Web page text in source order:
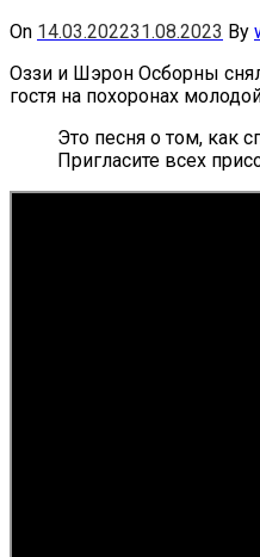
On 14.03.202231.08.2023 By
Оззи и Шэрон Осборны
гостя на похоронах
Это песня о том, как
Пригласите всех